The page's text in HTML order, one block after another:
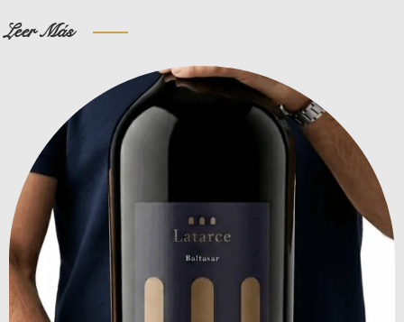
Leer Más